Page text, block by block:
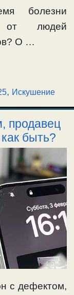
болезни
от людей
О …
, Искушение
продавец
быть?
с дефектом,